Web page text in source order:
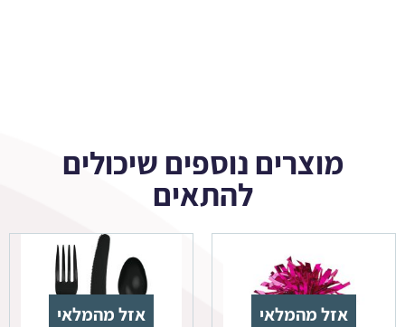
מוצרים נוספים שיכולים
להתאים
אזל מהמלאי אזל מהמלאי